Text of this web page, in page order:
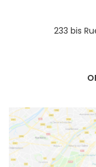
233 bis